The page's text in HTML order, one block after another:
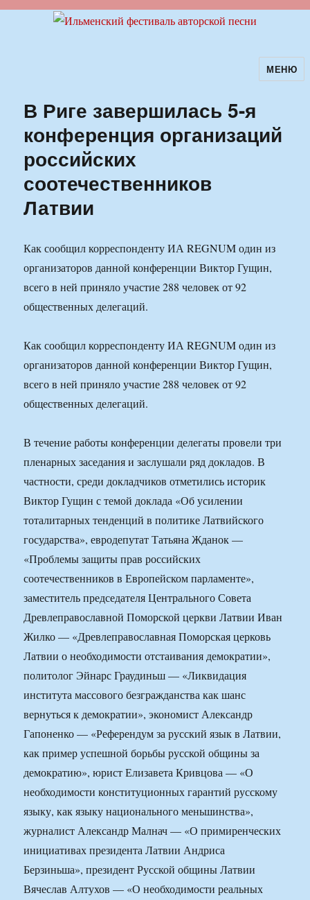
Ильменский фестиваль авторскойМЕНЮ
В Риге завершилась 5-я
конференция организаций
российских
соотечественников
Латвии
Как сообщил корреспонденту ИА REGNUM один из
организаторов данной конференции Виктор Гущин,
всего в ней приняло участие 288 человек от 92
общественных делегаций.
Как сообщил корреспонденту ИА REGNUM один из
организаторов данной конференции Виктор Гущин,
всего в ней приняло участие 288 человек от 92
общественных делегаций.
В течение работы конференции делегаты провели три
пленарных заседания и заслушали ряд докладов. В
частности, среди докладчиков отметились историк
Виктор Гущин с темой доклада «Об усилении
тоталитарных тенденций в политике Латвийского
государства», евродепутат Татьяна Жданок —
«Проблемы защиты прав российских
соотечественников в Европейском парламенте»,
заместитель председателя Центрального Совета
Древлеправославной Поморской церкви Латвии Иван
Жилко — «Древлеправославная Поморская церковь
Латвии о необходимости отстаивания демократии»,
политолог Эйнарс Граудиньш — «Ликвидация
института массового безгражданства как шанс
вернуться к демократии», экономист Александр
Гапоненко — «Референдум за русский язык в Латвии,
как пример успешной борьбы русской общины за
демократию», юрист Елизавета Кривцова — «О
необходимости конституционных гарантий русскому
языку, как языку национального меньшинства»,
журналист Александр Малнач — «О примиренческих
инициативах президента Латвии Андриса
Берзиньша», президент Русской общины Латвии
Вячеслав Алтухов — «О необходимости реальных